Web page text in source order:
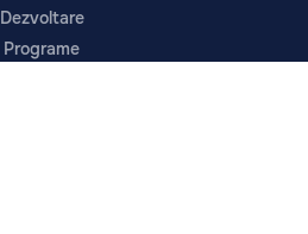
Dezvoltare
Programe